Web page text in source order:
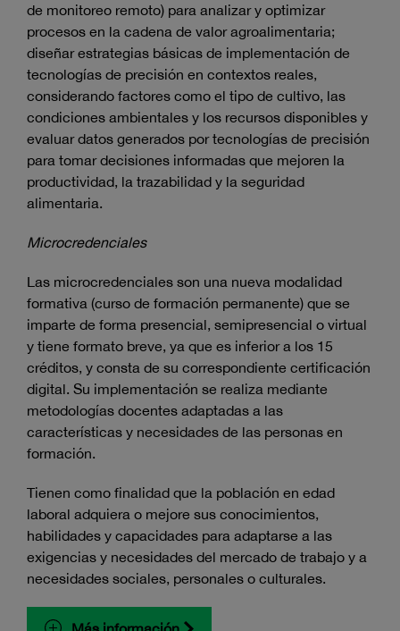
de monitoreo remoto) para analizar y optimizar
procesos en la cadena de valor agroalimentaria;
diseñar estrategias básicas de implementación de
tecnologías de precisión en contextos reales,
considerando factores como el tipo de cultivo, las
condiciones ambientales y los recursos disponibles y
evaluar datos generados por tecnologías de precisión
para tomar decisiones informadas que mejoren la
productividad, la trazabilidad y la seguridad
alimentaria.
Microcredenciales
Las microcredenciales son una nueva modalidad
formativa (curso de formación permanente) que se
imparte de forma presencial, semipresencial o virtual
y tiene formato breve, ya que es inferior a los 15
créditos, y consta de su correspondiente certificación
digital. Su implementación se realiza mediante
metodologías docentes adaptadas a las
características y necesidades de las personas en
formación.
Tienen como finalidad que la población en edad
laboral adquiera o mejore sus conocimientos,
habilidades y capacidades para adaptarse a las
exigencias y necesidades del mercado de trabajo y a
necesidades sociales, personales o culturales.